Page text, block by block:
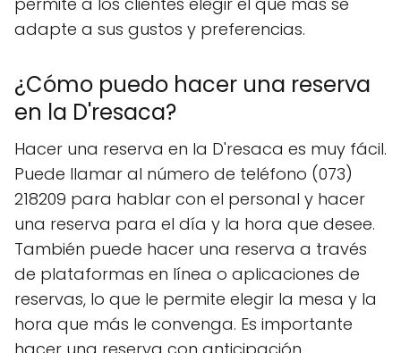
adapte a sus gustos y preferencias.
¿Cómo puedo hacer una reserva
en la D'resaca?
Hacer una reserva en la D'resaca es muy fácil.
Puede llamar al número de teléfono (073)
218209 para hablar con el personal y hacer
una reserva para el día y la hora que desee.
También puede hacer una reserva a través
de plataformas en línea o aplicaciones de
reservas, lo que le permite elegir la mesa y la
hora que más le convenga. Es importante